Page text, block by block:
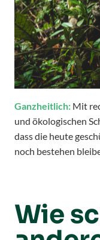
Ganzheitlich: Mit
und ökologischen
dass die heute
noch bestehen
Wie